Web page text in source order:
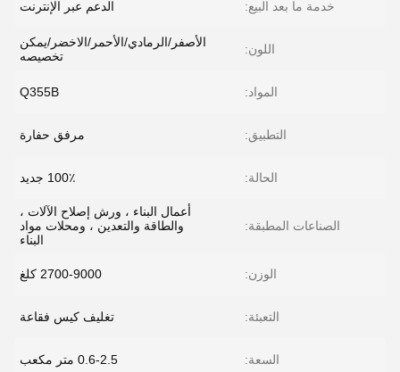
خدمة ما بعد البيع: الدعم عبر الإنترنت
اللون:
الأصفر/الرمادي/الأحمر/الاخضر/يمكن
تخصيصه
المواد: Q355B
التطبيق: مرفق حفارة
الحالة: 100٪ جديد
الصناعات المطبقة:
أعمال البناء ، ورش إصلاح الآلات ،
والطاقة والتعدين ، ومحلات مواد
البناء
الوزن: 2700-9000 كلغ
التعبئة: تغليف كيس فقاعة
السعة: 0.6-2.5 متر مكعب